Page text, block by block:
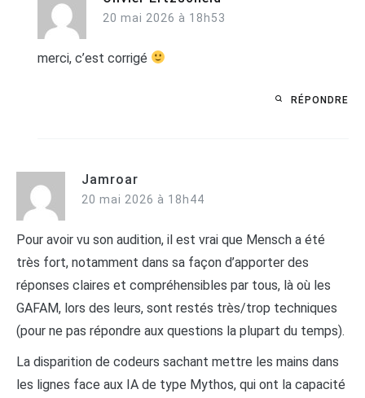
20 mai 2026 à 18h53
merci, c’est corrigé
RÉPONDRE
Jamroar
20 mai 2026 à 18h44
Pour avoir vu son audition, il est vrai que Mensch a été
très fort, notamment dans sa façon d’apporter des
réponses claires et compréhensibles par tous, là où les
GAFAM, lors des leurs, sont restés très/trop techniques
(pour ne pas répondre aux questions la plupart du temps).
La disparition de codeurs sachant mettre les mains dans
les lignes face aux IA de type Mythos, qui ont la capacité